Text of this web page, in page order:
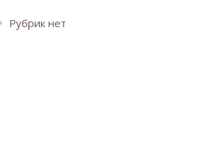
Рубрик нет